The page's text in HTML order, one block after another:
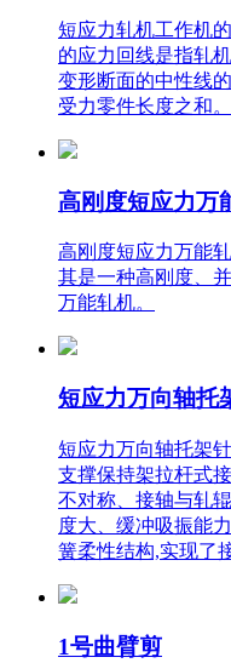
短应力轧机工作机
的应力回线是指轧
变形断面的中性线
受力零件长度之和。
高刚度短应力万
高刚度短应力万能
其是一种高刚度、
万能轧机。
短应力万向轴托
短应力万向轴托架
支撑保持架拉杆式
不对称、接轴与轧
度大、缓冲吸振能
簧柔性结构,实现了
1号曲臂剪